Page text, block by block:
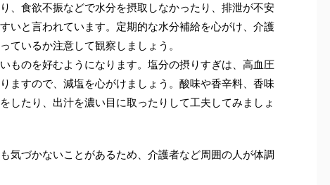
、食欲不振などで水分を摂取しなかったり、排泄が不安
いと言われています。定期的な水分補給を心がけ、介護
ているか注意して観察しましょう。
ものを好むようになります。塩分の摂りすぎは、高血圧
ますので、減塩を心がけましょう。酸味や香辛料、香味
したり、出汁を濃い目に取ったりして工夫してみましょ
気づかないことがあるため、介護者など周囲の人が体調